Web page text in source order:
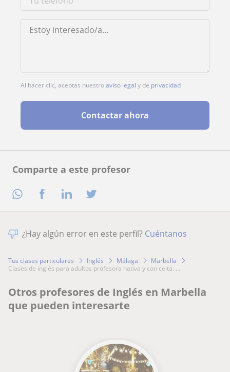
Comparte a este profesor
Al hacer clic, aceptas nuestroaviso legal y de privacidad
Contactar ahora
¿Hay algún error en este perfil? Cuéntanos
Tus clases particulares Inglés Málaga
Marbella
clases de inglés para adultos profesora nativa y con celta. ...
Otros profesores de Inglés en Marbella
que pueden interesarte